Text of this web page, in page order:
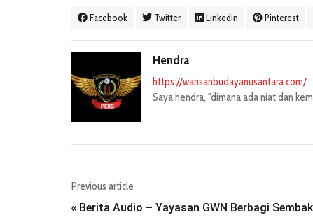
Facebook Twitter Linkedin Pinterest
Hendra
https://warisanbudayanusantara.com/
Saya hendra, "dimana ada niat dan
Previous article
« Berita Audio – Yayasan GWN Berbagi